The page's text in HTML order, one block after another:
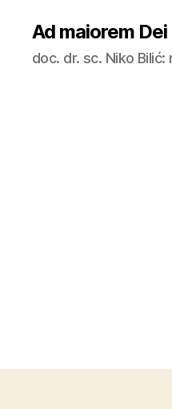
Ad maiorem
doc. dr. sc. Niko